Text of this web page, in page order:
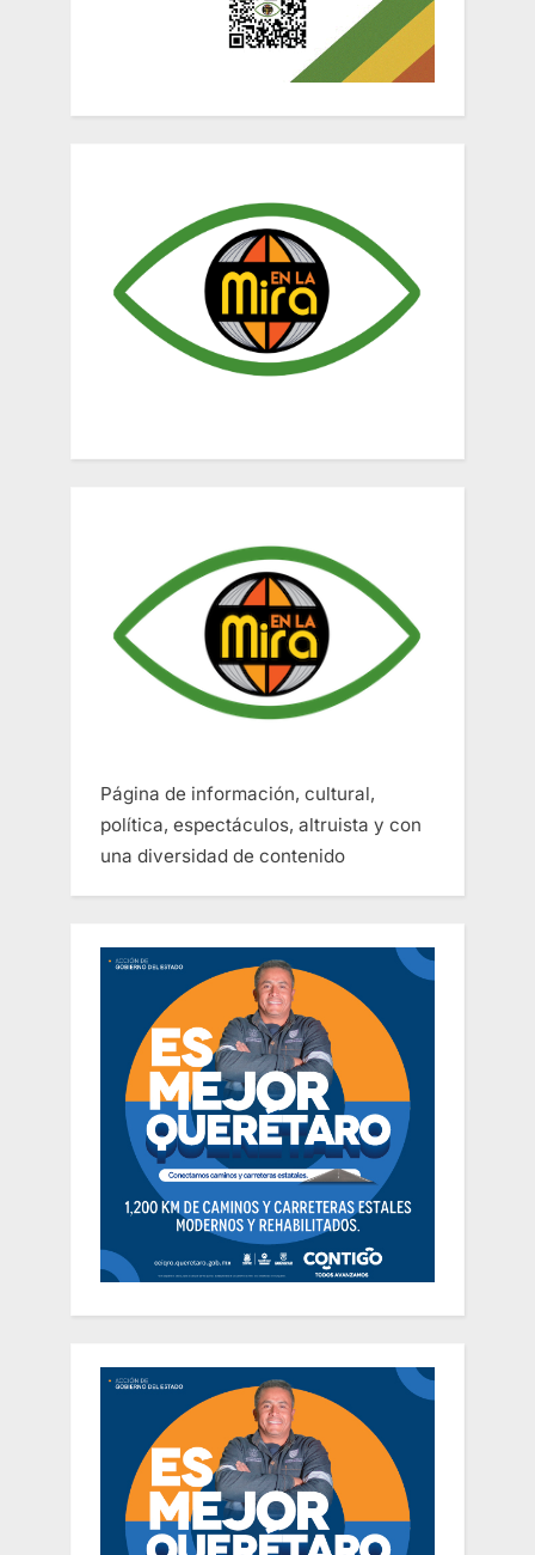
Página de información, cultural,
política, espectáculos, altruista y con
una diversidad de contenido